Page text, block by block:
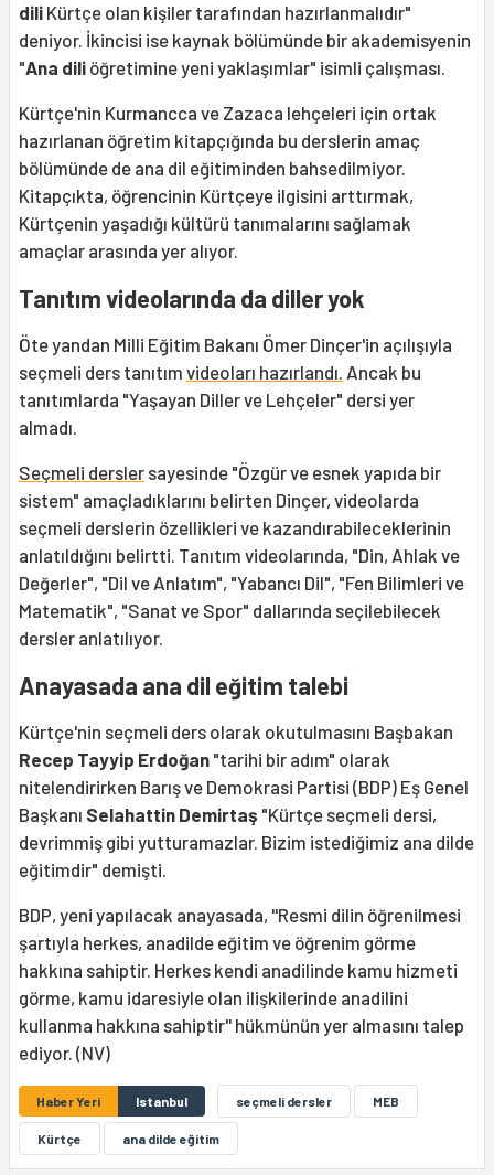
dili Kürtçe olan kişiler tarafından hazırlanmalıdır"
deniyor. İkincisi ise kaynak bölümünde bir akademisyenin
"Ana dili öğretimine yeni yaklaşımlar" isimli çalışması.
Kürtçe'nin Kurmancca ve Zazaca lehçeleri için ortak
hazırlanan öğretim kitapçığında bu derslerin amaç
bölümünde de ana dil eğitiminden bahsedilmiyor.
Kitapçıkta, öğrencinin Kürtçeye ilgisini arttırmak,
Kürtçenin yaşadığı kültürü tanımalarını sağlamak
amaçlar arasında yer alıyor.
Tanıtım videolarında da diller yok
Öte yandan Milli Eğitim Bakanı Ömer Dinçer'in açılışıyla
seçmeli ders tanıtım videoları hazırlandı. Ancak bu
tanıtımlarda "Yaşayan Diller ve Lehçeler" dersi yer
almadı.
Seçmeli dersler sayesinde "Özgür ve esnek yapıda bir
sistem" amaçladıklarını belirten Dinçer, videolarda
seçmeli derslerin özellikleri ve kazandırabileceklerinin
anlatıldığını belirtti. Tanıtım videolarında, "Din, Ahlak ve
Değerler", "Dil ve Anlatım", "Yabancı Dil", "Fen Bilimleri ve
Matematik", "Sanat ve Spor" dallarında seçilebilecek
dersler anlatılıyor.
Anayasada ana dil eğitim talebi
Kürtçe'nin seçmeli ders olarak okutulmasını Başbakan
Recep Tayyip Erdoğan "tarihi bir adım" olarak
nitelendirirken Barış ve Demokrasi Partisi (BDP) Eş Genel
Başkanı Selahattin Demirtaş "Kürtçe seçmeli dersi,
devrimmiş gibi yutturamazlar. Bizim istediğimiz ana dilde
eğitimdir" demişti.
BDP, yeni yapılacak anayasada, ''Resmi dilin öğrenilmesi
şartıyla herkes, anadilde eğitim ve öğrenim görme
hakkına sahiptir. Herkes kendi anadilinde kamu hizmeti
görme, kamu idaresiyle olan ilişkilerinde anadilini
kullanma hakkına sahiptir'' hükmünün yer almasını talep
ediyor. (NV)
Haber Yeri Istanbul seçmeli dersler MEB
Kürtçe ana dilde eğitim